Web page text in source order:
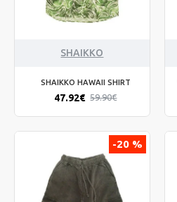
SHAIKKO
SHAIKKO HAWAII SHIRT
47.92€ 59.90€
-20 %